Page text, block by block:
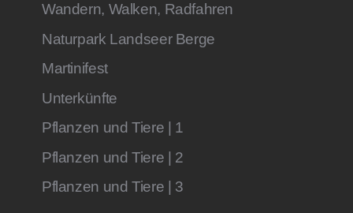
Wandern, Walken, Radfahren
Naturpark Landseer Berge
Martinifest
Unterkünfte
Pflanzen und Tiere | 1
Pflanzen und Tiere | 2
Pflanzen und Tiere | 3